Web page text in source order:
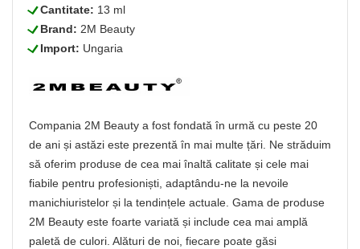
LCantitate: 13 ml
LBrand: 2M Beauty
LImport: Ungaria
Compania 2M Beauty a fost fondată în urmă cu peste 20
de ani și astăzi este prezentă în mai multe țări. Ne străduim
să oferim produse de cea mai înaltă calitate și cele mai
fiabile pentru profesioniști, adaptându-ne la nevoile
manichiuristelor și la tendințele actuale. Gama de produse
2M Beauty este foarte variată și include cea mai amplă
paletă de culori. Alături de noi, fiecare poate găsi